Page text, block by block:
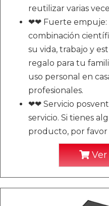
reutilizar varias
❤❤ Fuerte empuje:
combinación
su vida, trabajo y
regalo para tu
uso personal en
profesionales.
❤❤ Servicio
servicio. Si tienes
producto, por favor
Ver